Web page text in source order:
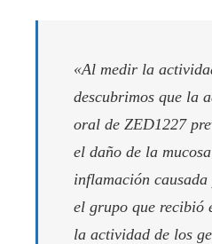
«Al medir la
descubrimos que la
oral de ZED1227
el daño de la
inflamación
el grupo que recibió
la actividad de los